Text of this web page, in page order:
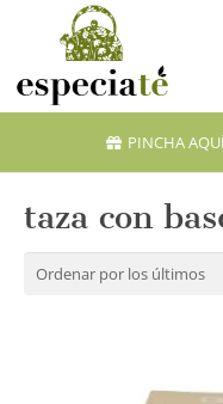
PINCHA
taza con